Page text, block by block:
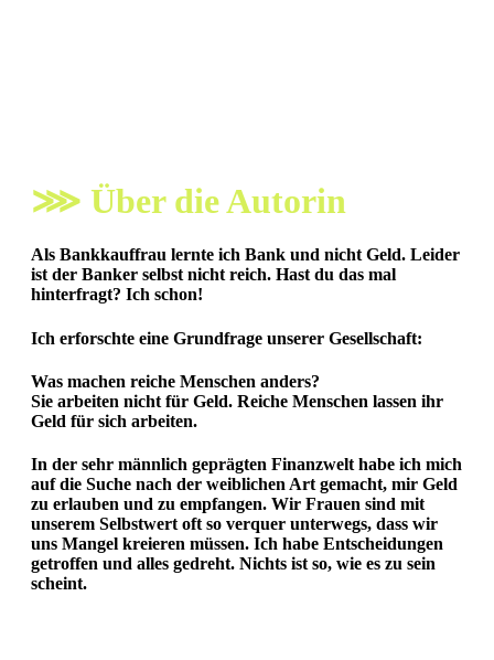
⋙ Über die Autorin
Als Bankkauffrau lernte ich Bank und nicht Geld. Leider
ist der Banker selbst nicht reich. Hast du das mal
hinterfragt? Ich schon!
Ich erforschte eine Grundfrage unserer Gesellschaft:
Was machen reiche Menschen anders?
Sie arbeiten nicht für Geld. Reiche Menschen lassen ihr
Geld für sich arbeiten.
In der sehr männlich geprägten Finanzwelt habe ich mich
auf die Suche nach der weiblichen Art gemacht, mir Geld
zu erlauben und zu empfangen. Wir Frauen sind mit
unserem Selbstwert oft so verquer unterwegs, dass wir
uns Mangel kreieren müssen. Ich habe Entscheidungen
getroffen und alles gedreht. Nichts ist so, wie es zu sein
scheint.